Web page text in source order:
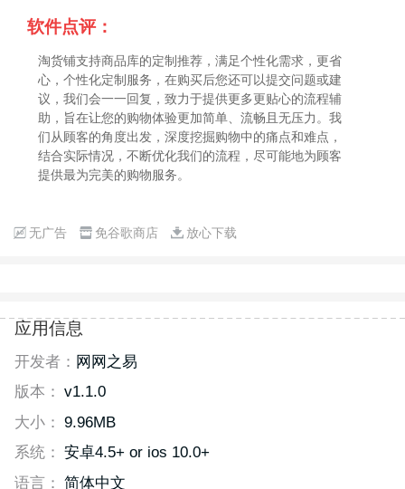
软件点评：
淘货铺支持商品库的定制推荐，满足个性化需求，更省
心，个性化定制服务，在购买后您还可以提交问题或建
议，我们会一一回复，致力于提供更多更贴心的流程辅
助，旨在让您的购物体验更加简单、流畅且无压力。我
们从顾客的角度出发，深度挖掘购物中的痛点和难点，
结合实际情况，不断优化我们的流程，尽可能地为顾客
提供最为完美的购物服务。
无广告 免谷歌商店 放心下载
应用信息
开发者： 网网之易
版本： v1.1.0
大小： 9.96MB
系统： 安卓4.5+ or ios 10.0+
语言： 简体中文